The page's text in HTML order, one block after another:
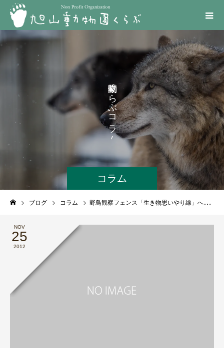
コラム
く
ら
ぶ
コ
ラ
ム
ブログ コラム 野鳥観察フェンス「生き物思いやり線」への看板設置作業に参加しました！
NOV
25
2012